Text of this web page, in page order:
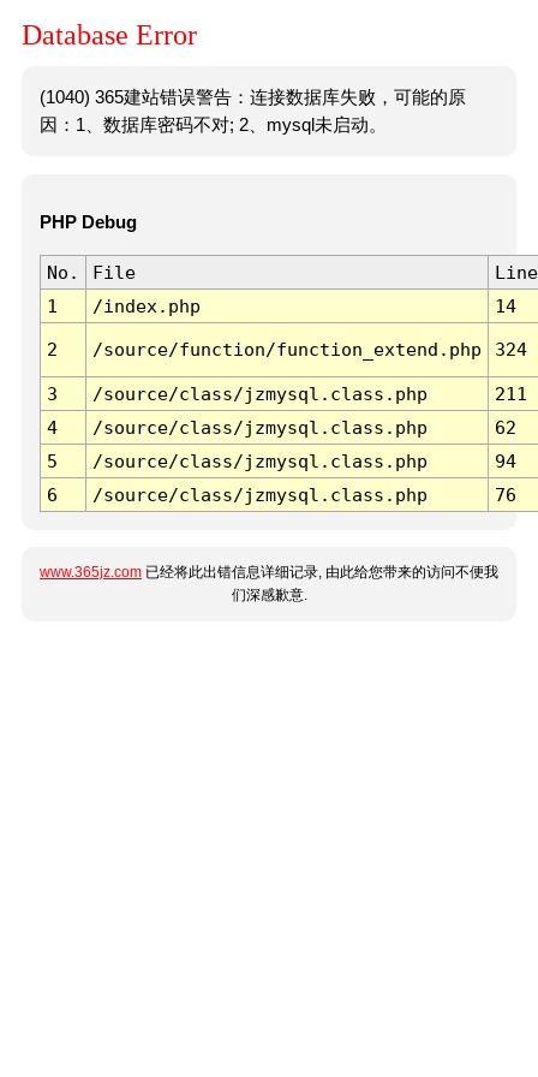
Database Error
(1040) 365建站错误警告：连接数据库失败，可能的原
因：1、数据库密码不对; 2、mysql未启动。
PHP Debug
No. File
Line
1
/index.php 14
2 /source/function/function_extend.php 324
3 /source/class/jzmysql.class.php
211
4
/source/class/jzmysql.class.php
62
5
/source/class/jzmysql.class.php
94
6
/source/class/jzmysql.class.php 76
www.365jz.com 已经将此出错信息详细记录, 由此给您带来的访问不便我
们深感歉意.